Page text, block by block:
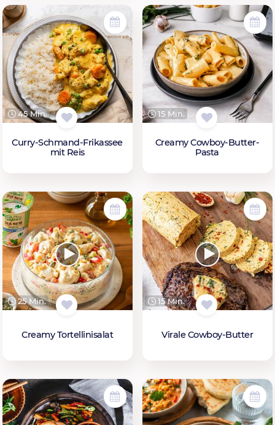
45 Min.
Curry-Schmand-Frikassee
mit Reis
15 Min.
Creamy Cowboy-Butter-
Pasta
25 Min.
Creamy Tortellinisalat
15 Min.
Virale Cowboy-Butter